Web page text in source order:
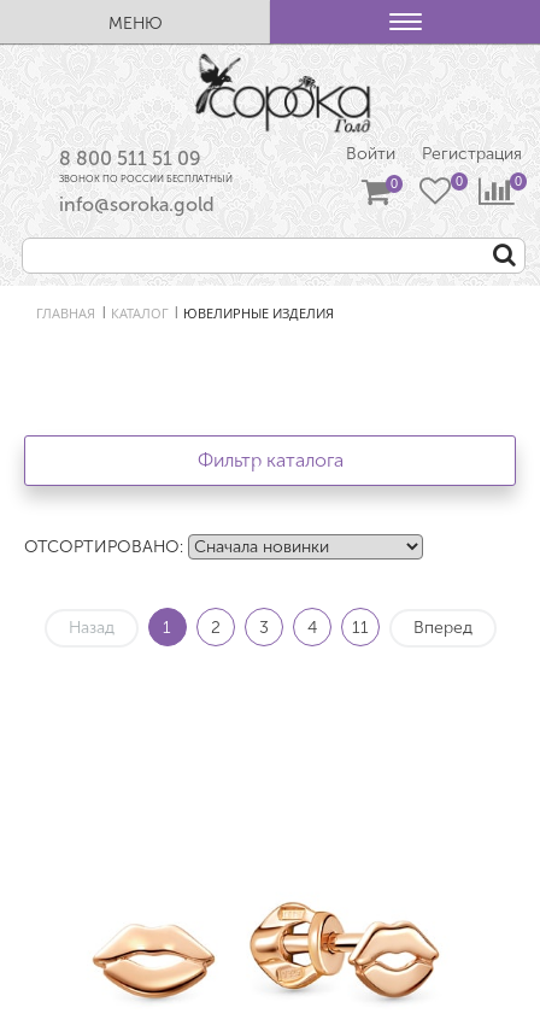
МЕНЮ
8 800 511 51 09
ЗВОНОК ПО РОССИИ БЕСПЛАТНЫЙ
info@soroka.gold
Войти Регистрация
ГЛАВНАЯ КАТАЛОГ ЮВЕЛИРНЫЕ ИЗДЕЛИЯ
Фильтр каталога
ОТСОРТИРОВАНО:
Назад 1 2 3 4 11 Вперед